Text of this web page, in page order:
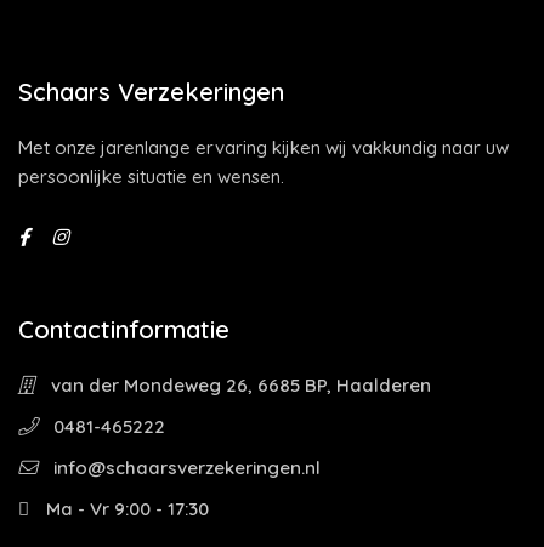
Schaars Verzekeringen
Met onze jarenlange ervaring kijken wij vakkundig naar uw
persoonlijke situatie en wensen.
Contactinformatie
van der Mondeweg 26, 6685 BP, Haalderen
0481-465222
info@schaarsverzekeringen.nl
Ma - Vr 9:00 - 17:30